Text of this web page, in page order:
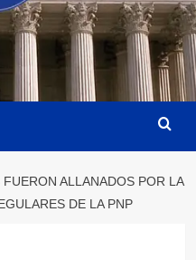
ALLANADOS POR LA
DE LA PNP